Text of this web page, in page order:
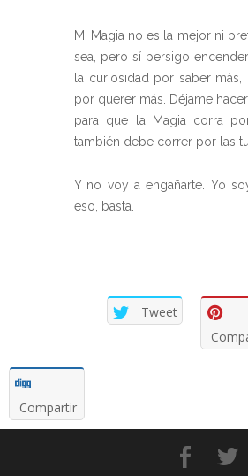
Mi Magia no es la mejor ni
sea, pero sí persigo
la curiosidad por saber más,
por querer más. Déjame
para que la Magia corra
también debe correr por las
Y no voy a engañarte. Yo
eso, basta.
Tweet
Compartir